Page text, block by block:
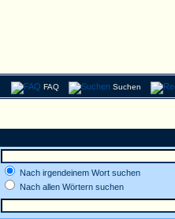
FAQ Suchen
Nach irgendeinem Wort suchen
Nach allen Wörtern suchen